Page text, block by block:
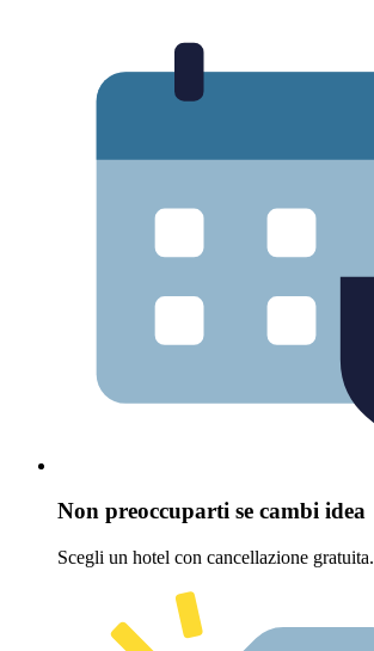
Non preoccuparti se cambi idea
Scegli un hotel con cancellazione gratuita.